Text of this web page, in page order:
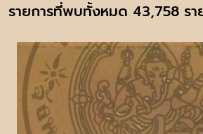
รายการที่พบทั้งหมด 43,758 รา